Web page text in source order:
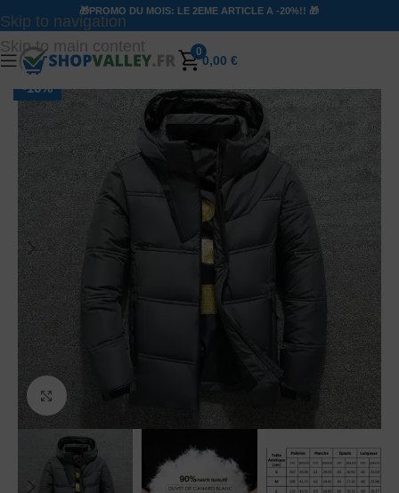
Skip to navigation
Skip to main content
🎁PROMO DU MOIS: LE 2EME ARTICLE A -20%!! 🎁
0
0,00 €
-16%
Agrandir